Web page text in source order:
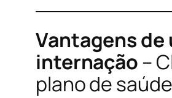
Vantagens de
internação –
plano de